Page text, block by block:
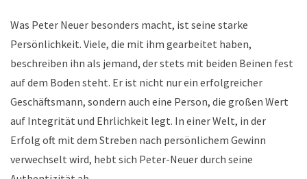
Was Peter Neuer besonders macht, ist seine starke
Persönlichkeit. Viele, die mit ihm gearbeitet haben,
beschreiben ihn als jemand, der stets mit beiden Beinen fest
auf dem Boden steht. Er ist nicht nur ein erfolgreicher
Geschäftsmann, sondern auch eine Person, die großen Wert
auf Integrität und Ehrlichkeit legt. In einer Welt, in der
Erfolg oft mit dem Streben nach persönlichem Gewinn
verwechselt wird, hebt sich Peter-Neuer durch seine